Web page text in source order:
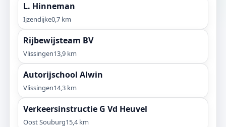
L. Hinneman
Ijzendijke0,7 km
Rijbewijsteam BV
Vlissingen13,9 km
Autorijschool Alwin
Vlissingen14,3 km
Verkeersinstructie G Vd Heuvel
Oost Souburg15,4 km